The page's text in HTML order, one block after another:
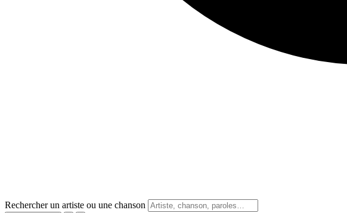
Rechercher un artiste ou une chanson